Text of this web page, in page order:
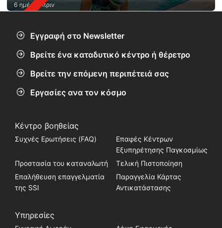
6 ημέρες πριν
Εγγραφή στο Newsletter
Βρείτε ένα καταδυτικό κέντρο ή θέρετρο
Βρείτε την επόμενη περιπέτειά σας
Εργασίες ανα τον κόσμο
Κέντρο βοηθείας
Συχνές Ερωτήσεις (FAQ)
Επαφές Κέντρων
Εξυπηρέτησης Παγκοσμίως
Προστασία του καταναλωτή
Τελική Πιστοποίηση
Επαλήθευση επαγγελματία
της SSI
Παραγγελία Κάρτας
Αντικατάστασης
Υπηρεσίες